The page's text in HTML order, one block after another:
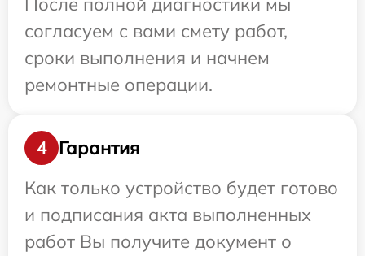
согласуем с вами смету работ,
сроки выполнения и начнем
ремонтные операции.
4
Гарантия
Как только устройство будет готово
и подписания акта выполненных
работ Вы получите документ о